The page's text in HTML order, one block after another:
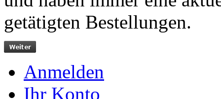
getätigten Bestellungen.
Anmelden
Ihr Konto